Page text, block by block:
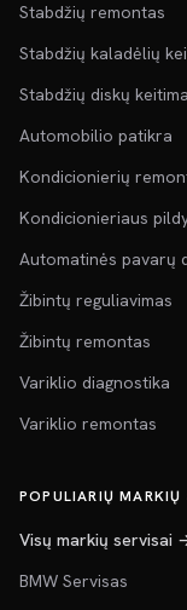
Stabdžių remontas
Stabdžių kaladėlių
Stabdžių diskų
Automobilio patikra
Kondicionierių
Kondicionieriaus
Automatinės pavarų
Žibintų reguliavimas
Žibintų remontas
Variklio diagnostika
Variklio remontas
POPULIARIŲ MARKIŲ
Visų markių servisai
BMW Servisas